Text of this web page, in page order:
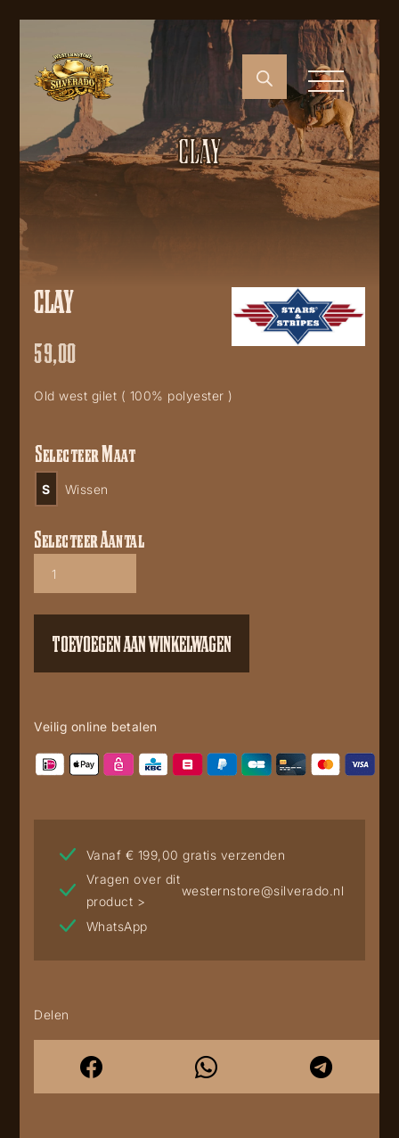
CLAY
CLAY
59,00
Old west gilet ( 100% polyester )
Selecteer Maat
S Wissen
Clay
Selecteer Aantal
TOEVOEGEN AAN WINKELWAGEN
Veilig online betalen
Vanaf € 199,00 gratis verzenden
Vragen over dit
product >
westernstore@silverado.nl
WhatsApp
Delen